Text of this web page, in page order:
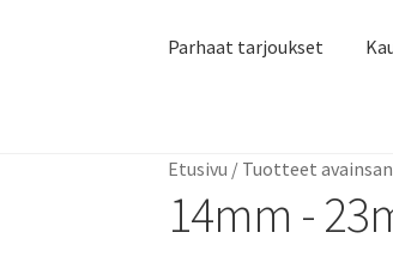
Parhaat tarjoukset
Etusivu / Tuotteet
14mm -